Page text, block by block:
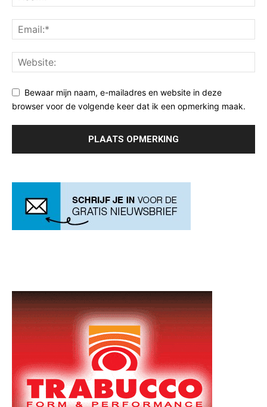
Bewaar mijn naam, e-mailadres en website in deze
browser voor de volgende keer dat ik een opmerking maak.